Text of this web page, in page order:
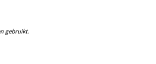
gebruikt.